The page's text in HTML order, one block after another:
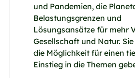
und Pandemien, die
Belastungsgrenzen und
Lösungsansätze für mehr
Gesellschaft und Natur.
die Möglichkeit für einen
Einstieg in die Themen